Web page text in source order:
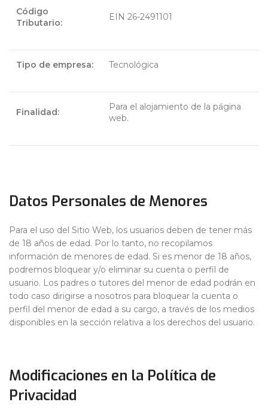
Código
Tributario:
EIN 26-2491101
Tipo de empresa: Tecnológica
Finalidad:
Para el alojamiento de la página
web.
Datos Personales de Menores
Para el uso del Sitio Web, los usuarios deben de tener más
de 18 años de edad. Por lo tanto, no recopilamos
información de menores de edad. Si es menor de 18 años,
podremos bloquear y/o eliminar su cuenta o perfil de
usuario. Los padres o tutores del menor de edad podrán en
todo caso dirigirse a nosotros para bloquear la cuenta o
perfil del menor de edad a su cargo, a través de los medios
disponibles en la sección relativa a los derechos del usuario.
Modificaciones en la Política de
Privacidad